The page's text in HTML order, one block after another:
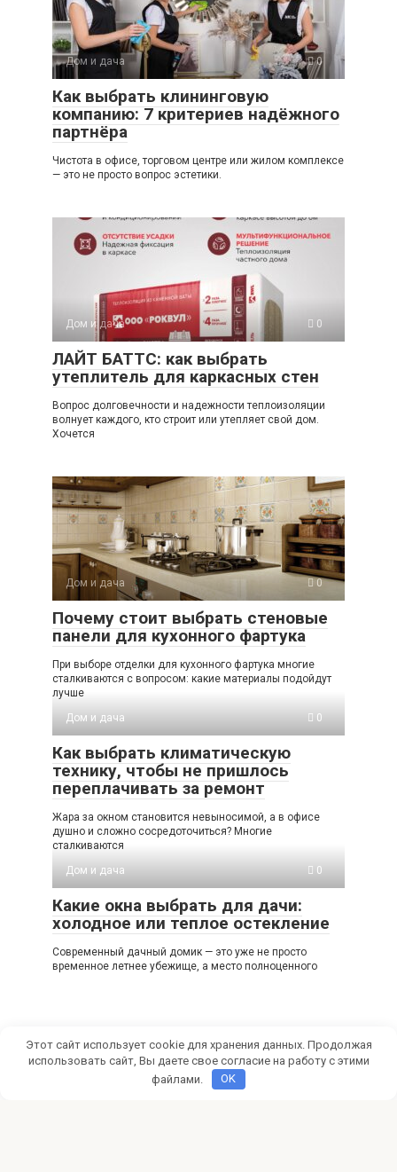
Дом и дача 0
Как выбрать клининговую
компанию: 7 критериев надёжного
партнёра
Чистота в офисе, торговом центре или жилом комплексе
— это не просто вопрос эстетики.
Дом и дача 0
ЛАЙТ БАТТС: как выбрать
утеплитель для каркасных стен
Вопрос долговечности и надежности теплоизоляции
волнует каждого, кто строит или утепляет свой дом.
Хочется
Дом и дача 0
Почему стоит выбрать стеновые
панели для кухонного фартука
При выборе отделки для кухонного фартука многие
сталкиваются с вопросом: какие материалы подойдут
лучше
Дом и дача
0
Как выбрать климатическую
технику, чтобы не пришлось
переплачивать за ремонт
Жара за окном становится невыносимой, а в офисе
душно и сложно сосредоточиться? Многие
сталкиваются
Дом и дача
0
Какие окна выбрать для дачи:
холодное или теплое остекление
Современный дачный домик — это уже не просто
временное летнее убежище, а место полноценного
Этот сайт использует cookie для хранения данных. Продолжая
использовать сайт, Вы даете свое согласие на работу с этими
файлами.
OK